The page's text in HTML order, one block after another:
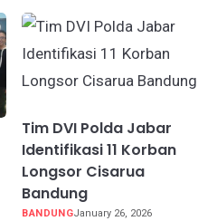
Tim DVI Polda Jabar
Identifikasi 11 Korban
Longsor Cisarua
Bandung
BANDUNGJanuary 26, 2026